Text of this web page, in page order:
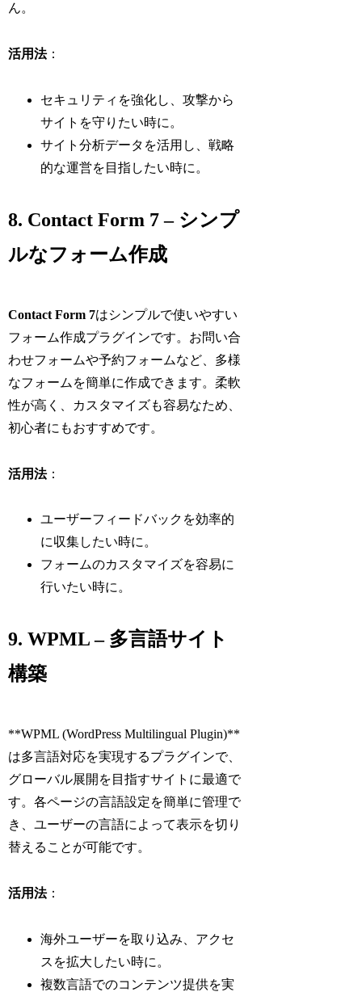
ん。
活用法：
セキュリティを強化し、攻撃から
サイトを守りたい時に。
サイト分析データを活用し、戦略
的な運営を目指したい時に。
8. Contact Form 7 – シンプ
ルなフォーム作成
Contact Form 7はシンプルで使いやすい
フォーム作成プラグインです。お問い合
わせフォームや予約フォームなど、多様
なフォームを簡単に作成できます。柔軟
性が高く、カスタマイズも容易なため、
初心者にもおすすめです。
活用法：
ユーザーフィードバックを効率的
に収集したい時に。
フォームのカスタマイズを容易に
行いたい時に。
9. WPML – 多言語サイト
構築
**WPML (WordPress Multilingual Plugin)**
は多言語対応を実現するプラグインで、
グローバル展開を目指すサイトに最適で
す。各ページの言語設定を簡単に管理で
き、ユーザーの言語によって表示を切り
替えることが可能です。
活用法：
海外ユーザーを取り込み、アクセ
スを拡大したい時に。
複数言語でのコンテンツ提供を実